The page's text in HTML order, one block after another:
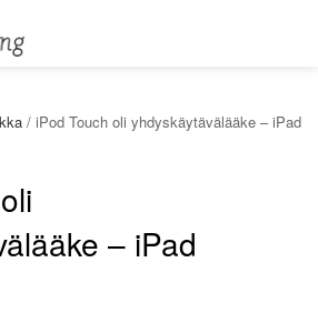
/ iPod Touch oli yhdyskäytävälääke – iPad
– iPad